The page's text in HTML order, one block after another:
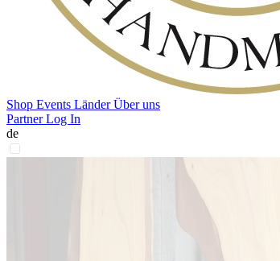
Shop Events LänderÜber uns
Partner Log In
de